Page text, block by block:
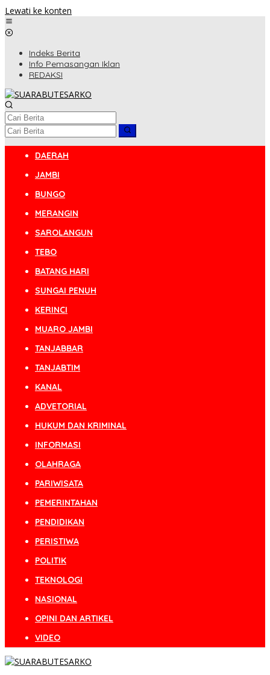
Lewati ke konten
Indeks Berita
Info Pemasangan Iklan
REDAKSI
DAERAH
JAMBI
BUNGO
MERANGIN
SAROLANGUN
TEBO
BATANG HARI
SUNGAI PENUH
KERINCI
MUARO JAMBI
TANJABBAR
TANJABTIM
KANAL
ADVETORIAL
HUKUM DAN KRIMINAL
INFORMASI
OLAHRAGA
PARIWISATA
PEMERINTAHAN
PENDIDIKAN
PERISTIWA
POLITIK
TEKNOLOGI
NASIONAL
OPINI DAN ARTIKEL
VIDEO